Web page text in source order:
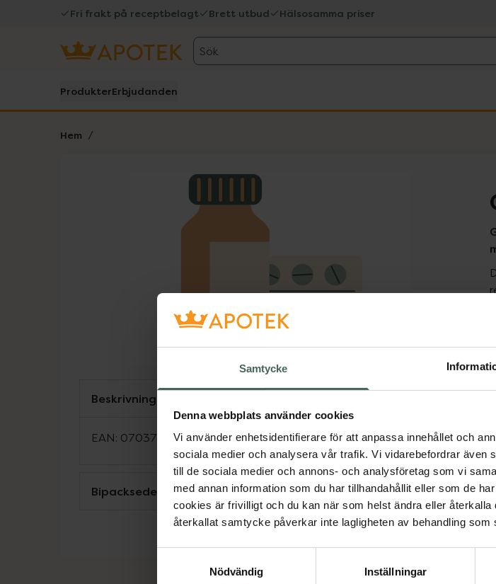
Samtycke
Denna webbplats använder cookies
Vi använder enhetsidentifierare för att anpassa innehållet och
sociala medier och analysera vår trafik. Vi vidarebefordrar även
till de sociala medier och annons- och analysföretag som vi
med annan information som du har tillhandahållit eller som de
cookies är frivilligt och du kan när som helst ändra eller
återkallat samtycke påverkar inte lagligheten av behandling som
Nödvändig
Inställningar
Fri frakt på receptbelagt Brett utbud Hälsosamma priser
Sök
ProdukterErbjudanden
Hem
Lista: . Innehåller 1 objekt.
Beskrivning
EAN: 07037960640802
Bipacksedel från FASS Visa